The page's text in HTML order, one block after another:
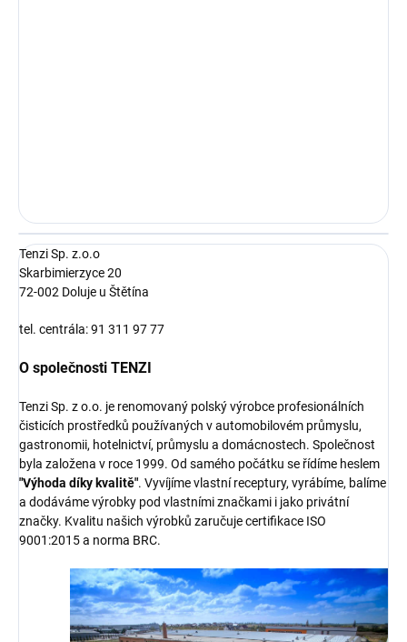
Tenzi Sp. z.o.o
Skarbimierzyce 20
72-002 Doluje u Štětína
tel. centrála: 91 311 97 77
O společnosti TENZI
Tenzi Sp. z o.o. je renomovaný polský výrobce profesionálních
čisticích prostředků používaných v automobilovém průmyslu,
gastronomii, hotelnictví, průmyslu a domácnostech. Společnost
byla založena v roce 1999. Od samého počátku se řídíme heslem
"Výhoda díky kvalitě". Vyvíjíme vlastní receptury, vyrábíme, balíme
a dodáváme výrobky pod vlastními značkami i jako privátní
značky. Kvalitu našich výrobků zaručuje certifikace ISO
9001:2015 a norma BRC.